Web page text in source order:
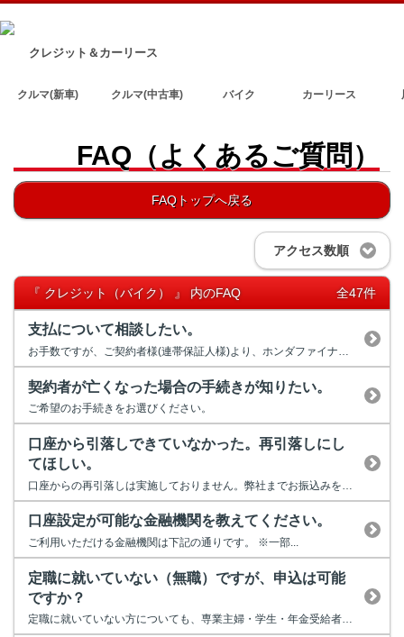
クレジット＆カーリース
クルマ(新車) クルマ(中古車) バイク カーリース
FAQ（よくあるご質問）
FAQトップへ戻る
アクセス数順
『 クレジット（バイク） 』 内のFAQ 全47件
支払について相談したい。
契約者が亡くなった場合の手続きが知りたい。
ご希望のお手続きをお選びください。
口座から引落しできていなかった。再引落しにし
てほしい。
口座設定が可能な金融機関を教えてください。
ご利用いただける金融機関は下記の通りです。 ※一部...
定職に就いていない（無職）ですが、申込は可能
ですか？
定職に就いていない方についても、専業主婦・学生・年金受給者については...